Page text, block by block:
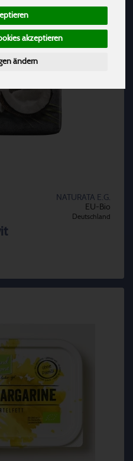
akzeptieren
ändern
NATURATA E.G.
EU-Bio
Deutschland